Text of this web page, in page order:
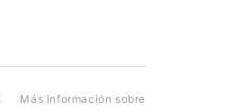
Más información sobre